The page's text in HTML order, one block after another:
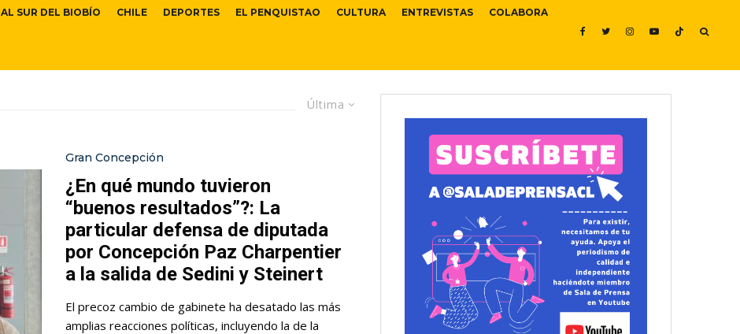
AL SUR DEL BIOBÍO CHILE DEPORTES EL PENQUISTAO CULTURA ENTREVISTAS COLABORA
Última
Gran Concepción
¿En qué mundo tuvieron
“buenos resultados”?: La
particular defensa de diputada
por Concepción Paz Charpentier
a la salida de Sedini y Steinert
El precoz cambio de gabinete ha desatado las más
amplias reacciones políticas, incluyendo la de la